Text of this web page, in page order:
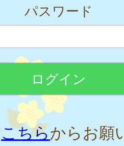
パスワード
こちらからお願